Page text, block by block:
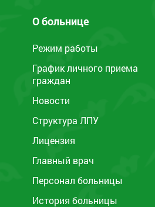
О больнице
Режим работы
График личного приема
граждан
Новости
Структура ЛПУ
Лицензия
Главный врач
Персонал больницы
История больницы